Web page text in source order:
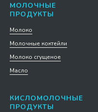
МОЛОЧНЫЕ
ПРОДУКТЫ
Молоко
Молочные коктейли
Молоко сгущеное
Масло
КИСЛОМОЛОЧНЫЕ
ПРОДУКТЫ